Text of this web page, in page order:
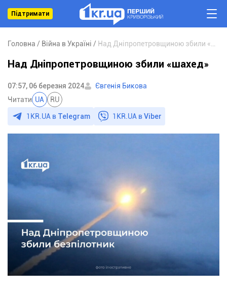
Підтримати
Головна Війна в Україні
Над Дніпропетровщиною збили «шахед»
07:57, 06 березня 2024
Євгенія Бикова
Читати UA RU
1KR.UA в Telegram 1KR.UA вViber